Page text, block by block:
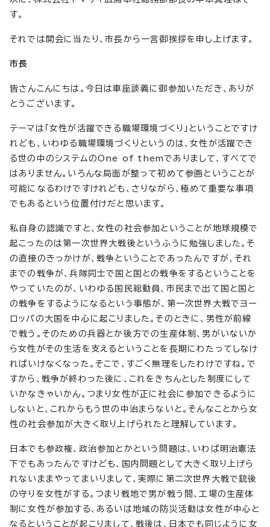
す。
それでは開会に当たり、市長から一言御挨拶を申し上げます。
市長
皆さんこんにちは。今日は車座談義に御参加いただき、ありが
とうございます。
テーマは「女性が活躍できる職場環境づくり」ということですけ
れども、いわゆる職場環境づくりというのは、女性が活躍でき
る世の中のシステムのOne of themでありまして、すべてで
はありません。いろんな局面が整って初めて参画ということが
可能になるわけですけれども、さりながら、極めて重要な事項
でもあるという位置付けだと思います。
私自身の認識ですと、女性の社会参加ということが地球規模で
起こったのは第一次世界大戦後というふうに勉強しました。そ
の直接のきっかけが、戦争ということであったんですが、それ
までの戦争が、兵隊同士で国と国との戦争をするということを
やっていたのが、いわゆる国民総動員、市民まで出て国と国と
の戦争をするようになるという事態が、第一次世界大戦でヨー
ロッパの大国を中心に起こりました。そのときに、男性が前線
で戦う。そのための兵器とか後方での生産体制、男がいないか
ら女性がその生活を支えるということを長期にわたってしなけ
ればいけなくなった。そこで、すごく無理をしたわけですね。で
すから、戦争が終わった後に、これをきちんとした制度にして
いかなきゃいかん。つまり女性が正に社会に参加できるように
しないと、これからもう世の中治まらないと。そんなことから女
性の社会参加が大きく取り上げられたと理解しています。
日本でも参政権、政治参加とかという問題は、いわば明治憲法
下でもあったんですけども、国内問題として大きく取り上げら
れないままやってまいりまして、実際に第二次世界大戦で銃後
の守りを女性がする。つまり戦地で男が戦う間、工場の生産体
制に女性が参加する、あるいは地域の防災活動は女性が中心と
なるということが起こりまして、戦後は、日本でも同じように女